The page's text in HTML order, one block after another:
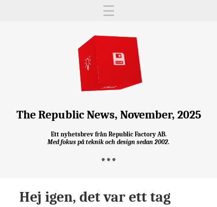
☰
💾
The Republic News, November, 2025
Ett nyhetsbrev från Republic Factory AB.
Med fokus på teknik och design sedan 2002.
***
Hej igen, det var ett tag